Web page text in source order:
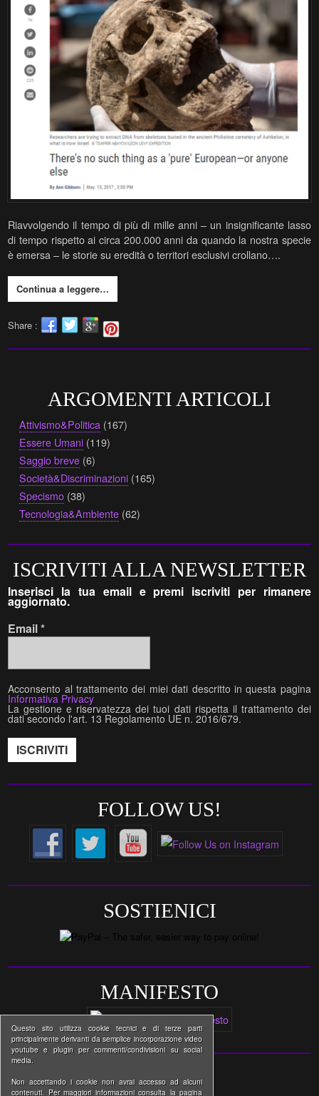
Riavvolgendo il tempo di più di mille anni – un insignificante lasso
di tempo rispetto ai circa 200.000 anni da quando la nostra specie
è emersa – le storie su eredità o territori esclusivi crollano….
Continua a leggere…
Share :
ARGOMENTI ARTICOLI
Attivismo&Politica (167)
Essere Umani (119)
Saggio breve (6)
Società&Discriminazioni (165)
Specismo (38)
Tecnologia&Ambiente (62)
ISCRIVITI ALLA NEWSLETTER
Inserisci la tua email e premi iscriviti per rimanere
aggiornato.
Email*
Acconsento al trattamento dei miei dati descritto in questa pagina
Informativa Privacy
La gestione e riservatezza dei tuoi dati rispetta il trattamento dei
dati secondo l'art. 13 Regolamento UE n. 2016/679.
FOLLOW US!
SOSTIENICI
MANIFESTO
Questo sito utilizza cookie tecnici e di terze parti
principalmente derivanti da semplice incorporazione video
youtube e plugin per commenti/condivisioni su social
media.
Non accettando i cookie non avrai accesso ad alcuni
contenuti. Per maggiori informazioni consulta la pagina